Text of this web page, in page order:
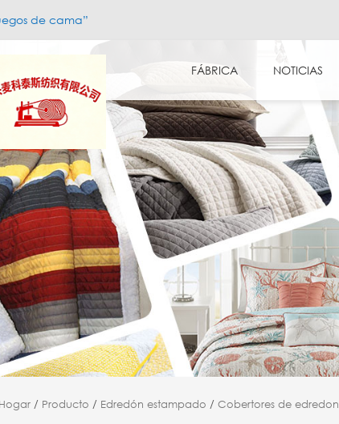
de cama”
FÁBRICA NOTICIAS
Hogar / Producto / Edredón estampado / Cobertores de